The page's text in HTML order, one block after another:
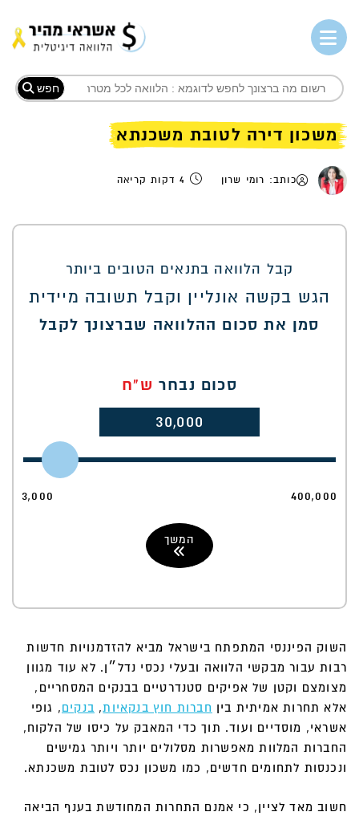
חפש
משכון דירה לטובת משכנתא
כותב: רומי שרון
קבל הלוואה בתנאים הטובים ביותר
הגש בקשה אונליין וקבל תשובה מיידית
סמן את סכום ההלוואה שברצונך לקבל
סכום נבחר ש"ח
30,000
3,000 400,000
המשך
השוק הפיננסי המתפתח בישראל מביא להזדמנויות חדשות
רבות עבור מבקשי הלוואה ובעלי נכסי נדל״ן. לא עוד מגוון
מצומצם וקטן של אפיקים סטנדרטיים בבנקים המסחריים,
אלא תחרות אמיתית בין חברות חוץ בנקאיות, בנקים, גופי
אשראי, מוסדיים ועוד. תוך כדי המאבק על כיסו של הלקוח,
החברות המלוות מאפשרות מסלולים יותר ויותר גמישים
ונכנסות לתחומים חדשים, כמו משכון נכס לטובת משכנתא.
חשוב מאד לציין, כי אמנם התחרות המחודשת בענף הביאה